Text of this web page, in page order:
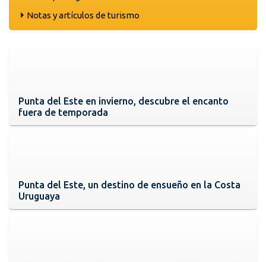
Notas y artículos de turismo
Punta del Este en invierno, descubre el encanto
fuera de temporada
Punta del Este, un destino de ensueño en la Costa
Uruguaya